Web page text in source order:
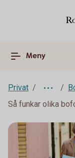
Meny
Privat
Så funkar olika